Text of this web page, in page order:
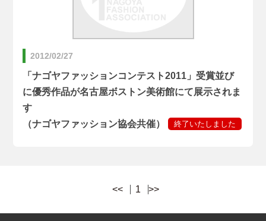
2012/02/27
「ナゴヤファッションコンテスト2011」受賞並び
に優秀作品が名古屋ボストン美術館にて展示されま
す
（ナゴヤファッション協会共催）
<< 1 >>